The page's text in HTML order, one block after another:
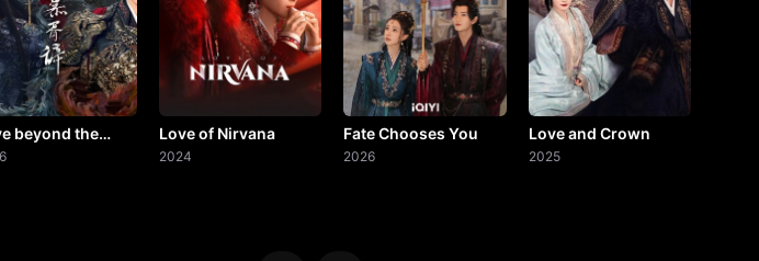
beyond the
Love of Nirvana
2024
Fate Chooses You
2026
Love and Crown
2025